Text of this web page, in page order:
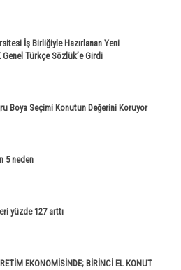
İş Birliğiyle Hazırlanan Yeni
Genel Türkçe Sözlük’e Girdi
Boya Seçimi Konutun Değerini Koruyor
5 neden
yüzde 127 arttı
EKONOMİSİNDE; BİRİNCİ EL KONUT